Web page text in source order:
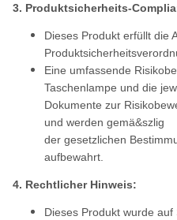
3. Produktsicherheits-
Dieses Produkt erfüllt die
Eine umfassende
Taschenlampe und die
Dokumente zur
und werden gemä&szlig
der gesetzlichen
aufbewahrt.
4. Rechtlicher Hinweis:
Dieses Produkt wurde